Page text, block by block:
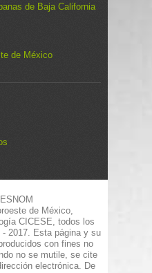
de Baja California
de México
de México,
CICESE, todos los
2017. Esta página y su
con fines no
no se mutile, se cite
electrónica. De